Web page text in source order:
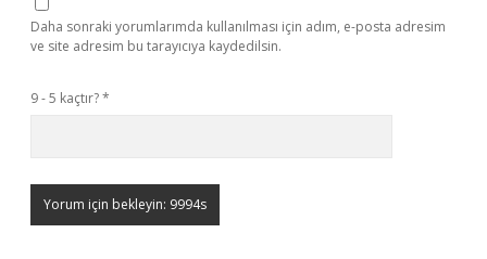
Daha sonraki yorumlarımda kullanılması için adım, e-posta adresim
ve site adresim bu tarayıcıya kaydedilsin.
9 - 5 kaçtır?*